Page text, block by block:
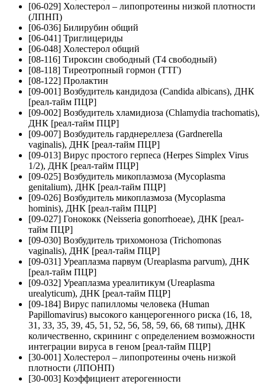
[06-029] Холестерол – липопротеины низкой плотности
(ЛПНП)
[06-036] Билирубин общий
[06-041] Триглицериды
[06-048] Холестерол общий
[08-116] Тироксин свободный (Т4 свободный)
[08-118] Тиреотропный гормон (ТТГ)
[08-122] Пролактин
[09-001] Возбудитель кандидоза (Candida albicans), ДНК
[реал-тайм ПЦР]
[09-002] Возбудитель хламидиоза (Chlamydia trachomatis),
ДНК [реал-тайм ПЦР]
[09-007] Возбудитель гарднереллеза (Gardnerella
vaginalis), ДНК [реал-тайм ПЦР]
[09-013] Вирус простого герпеса (Herpes Simplex Virus
1/2), ДНК [реал-тайм ПЦР]
[09-025] Возбудитель микоплазмоза (Mycoplasma
genitalium), ДНК [реал-тайм ПЦР]
[09-026] Возбудитель микоплазмоза (Mycoplasma
hominis), ДНК [реал-тайм ПЦР]
[09-027] Гонококк (Neisseria gonorrhoeae), ДНК [реал-
тайм ПЦР]
[09-030] Возбудитель трихомоноза (Trichomonas
vaginalis), ДНК [реал-тайм ПЦР]
[09-031] Уреаплазма парвум (Ureaplasma parvum), ДНК
[реал-тайм ПЦР]
[09-032] Уреаплазма уреалитикум (Ureaplasma
urealyticum), ДНК [реал-тайм ПЦР]
[09-184] Вирус папилломы человека (Human
Papillomavirus) высокого канцерогенного риска (16, 18,
31, 33, 35, 39, 45, 51, 52, 56, 58, 59, 66, 68 типы), ДНК
количественно, скрининг с определением возможности
интеграции вируса в геном [реал-тайм ПЦР]
[30-001] Холестерол – липопротеины очень низкой
плотности (ЛПОНП)
[30-003] Коэффициент атерогенности